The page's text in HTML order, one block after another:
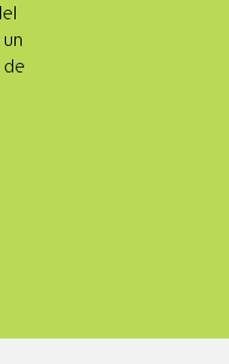
de